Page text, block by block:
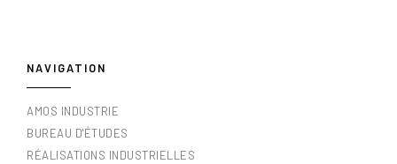
NAVIGATION
AMOS INDUSTRIE
BUREAU D'ÉTUDES
RÉALISATIONS INDUSTRIELLES